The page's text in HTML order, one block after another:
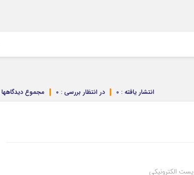
مجموع دیدگاهها : در انتظار بررسی : 0 انتشار یافته : 0
پست الکترونیکی